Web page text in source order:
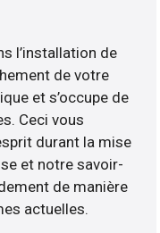
l’installation de
de votre
et s’occupe de
Ceci vous
durant la mise
et notre savoir-
de manière
actuelles.